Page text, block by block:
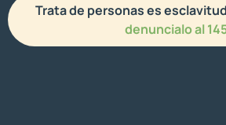
Trata de personas es
denuncialo al